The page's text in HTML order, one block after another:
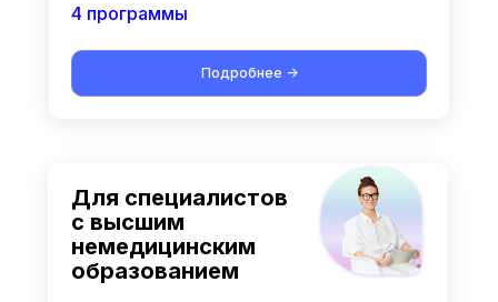
Подробнее ->
Для специалистов
с высшим
немедицинским
образованием
4 программы